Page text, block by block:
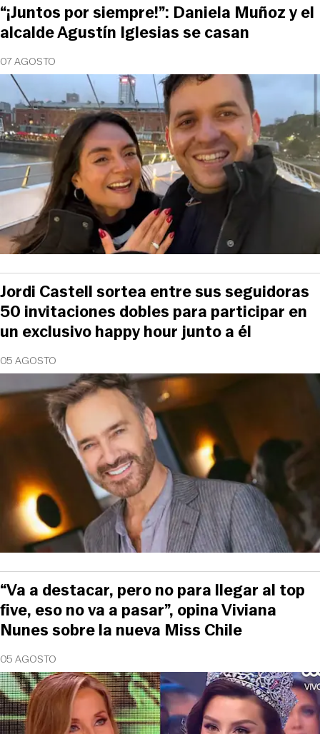
07 AGOSTO
“¡Juntos por siempre!”: Daniela Muñoz y el
alcalde Agustín Iglesias se casan
05 AGOSTO
Jordi Castell sortea entre sus seguidoras
50 invitaciones dobles para participar en
un exclusivo happy hour junto a él
05 AGOSTO
“Va a destacar, pero no para llegar al top
five, eso no va a pasar”, opina Viviana
Nunes sobre la nueva Miss Chile